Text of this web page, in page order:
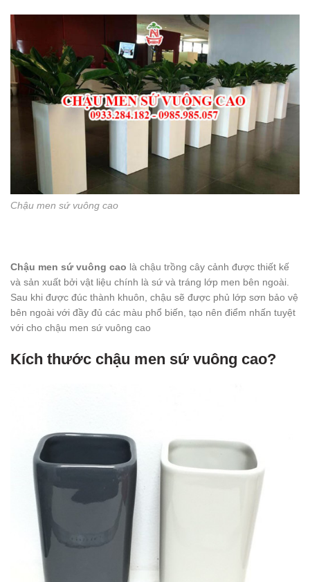
Chậu men sứ vuông cao
Chậu men sứ vuông cao là chậu trồng cây cảnh được thiết kế
và sản xuất bởi vật liệu chính là sứ và tráng lớp men bên ngoài.
Sau khi được đúc thành khuôn, chậu sẽ được phủ lớp sơn bảo vệ
bên ngoài với đầy đủ các màu phổ biến, tạo nên điểm nhấn tuyệt
với cho chậu men sứ vuông cao
Kích thước chậu men sứ vuông cao?